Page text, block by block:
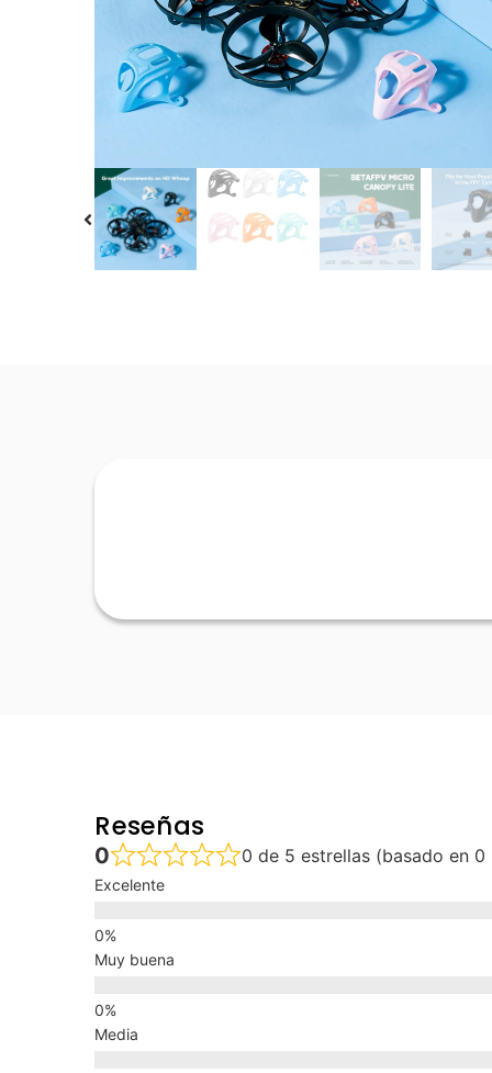
Reseñas
0 0 de 5 estrellas (basado en 0
Excelente
Muy buena
Media